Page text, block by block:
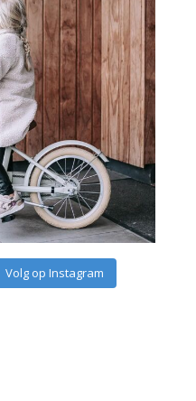
Volg op Instagram